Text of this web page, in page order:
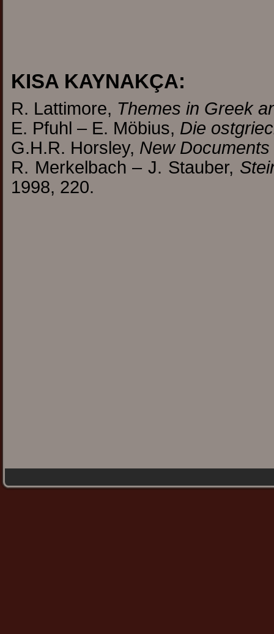
KISA KAYNAKÇA:
R. Lattimore, Themes in Greek
E. Pfuhl – E. Möbius, Die
G.H.R. Horsley, New
R. Merkelbach – J. Stauber,
1998, 220.